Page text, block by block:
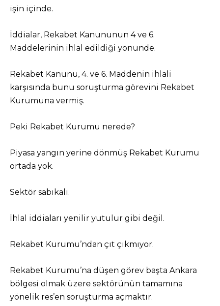
işin içinde.
İddialar, Rekabet Kanununun 4 ve 6.
Maddelerinin ihlal edildiği yönünde.
Rekabet Kanunu, 4. ve 6. Maddenin ihlali
karşısında bunu soruşturma görevini Rekabet
Kurumuna vermiş.
Peki Rekabet Kurumu nerede?
Piyasa yangın yerine dönmüş Rekabet Kurumu
ortada yok.
Sektör sabıkalı.
İhlal iddiaları yenilir yutulur gibi değil.
Rekabet Kurumu’ndan çıt çıkmıyor.
Rekabet Kurumu’na düşen görev başta Ankara
bölgesi olmak üzere sektörünün tamamına
yönelik res’en soruşturma açmaktır.